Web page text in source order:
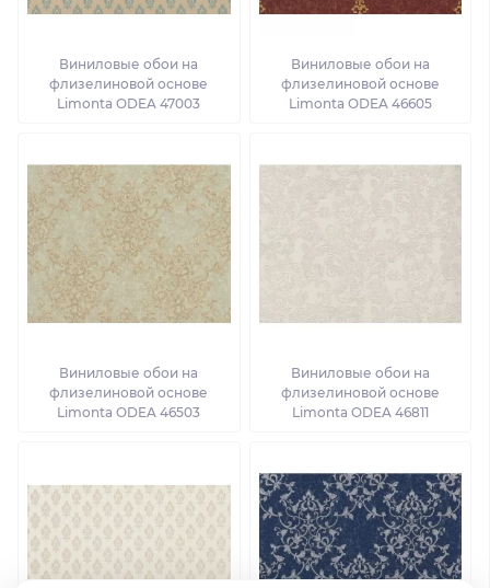
Виниловые обои на
флизелиновой основе
Limonta ODEA 47003
Виниловые обои на
флизелиновой основе
Limonta ODEA 46605
Виниловые обои на
флизелиновой основе
Limonta ODEA 46503
Виниловые обои на
флизелиновой основе
Limonta ODEA 46811